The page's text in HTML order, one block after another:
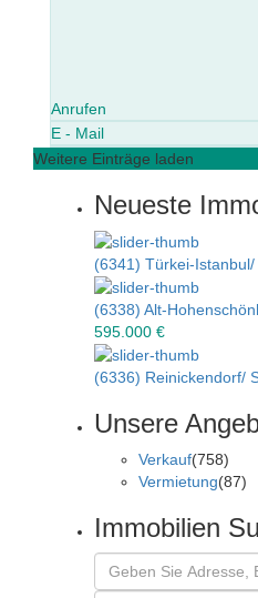
Anrufen
E - Mail
Weitere Einträge laden
Neueste
(6341) Türkei-Istanbul/
(6338) Alt-
595.000 €
(6336) Reinickendorf/
Unsere
Verkauf(758)
Vermietung(87)
Immobilien